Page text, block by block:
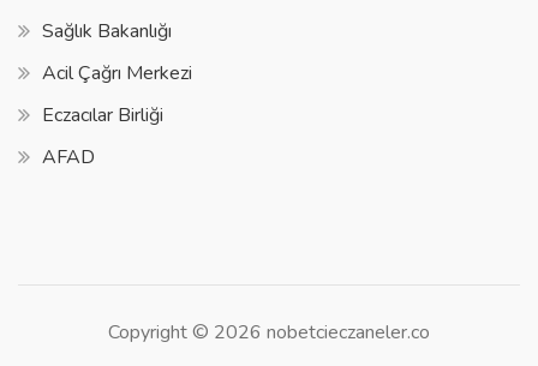
Sağlık Bakanlığı
Acil Çağrı Merkezi
Eczacılar Birliği
AFAD
Copyright © 2026 nobetcieczaneler.co